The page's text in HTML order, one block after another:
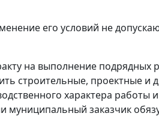
его условий не
на выполнение подрядных
строительные, проектные и
характера работы
муниципальный заказчик